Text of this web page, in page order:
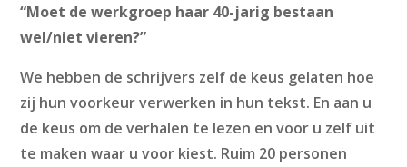
“Moet de werkgroep haar 40-jarig bestaan
wel/niet vieren?”
We hebben de schrijvers zelf de keus gelaten hoe
zij hun voorkeur verwerken in hun tekst. En aan u
de keus om de verhalen te lezen en voor u zelf uit
te maken waar u voor kiest. Ruim 20 personen